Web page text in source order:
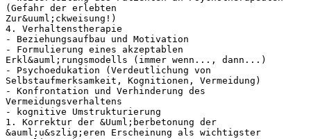
(Gefahr der erlebten
Zur&uuml;ckweisung!)
4. Verhaltenstherapie
- Beziehungsaufbau und Motivation
- Formulierung eines akzeptablen
Erkl&auml;rungsmodells (immer wenn..., dann...)
- Psychoedukation (Verdeutlichung von
Selbstaufmerksamkeit, Kognitionen, Vermeidung)
- Konfrontation und Verhinderung des
Vermeidungsverhaltens
- kognitive Umstrukturierung
1. Korrektur der &Uuml;berbetonung der
&auml;u&szlig;eren Erscheinung als wichtigster